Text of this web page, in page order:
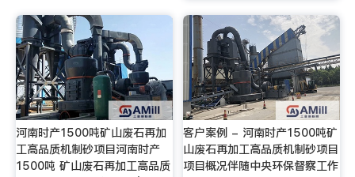
河南时产1500吨矿山废石再加
工高品质机制砂项目河南时产
1500吨 矿山废石再加工高品质
客户案例 - 河南时产1500吨矿
山废石再加工高品质机制砂项目
项目概况伴随中央环保督察工作